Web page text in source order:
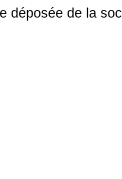
déposée de la